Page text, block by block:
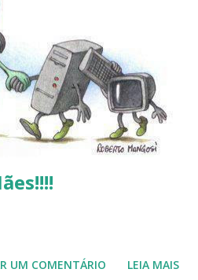
usuários, entre out ros. Gostaria
e que em 2013 possamos
Natal!!!! F eli z 2013 a todos!!!
UM COMENTÁRIO LEIA MAIS